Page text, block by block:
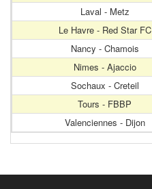
Laval - Metz
Le Havre - Red Star FC
Nancy - Chamois
Nimes - Ajaccio
Sochaux - Creteil
Tours - FBBP
Valenciennes - Dijon